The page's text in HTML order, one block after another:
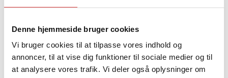
Denne hjemmeside bruger cookies
Vi bruger cookies til at tilpasse vores indhold og
annoncer, til at vise dig funktioner til sociale medier og til
at analysere vores trafik. Vi deler også oplysninger om